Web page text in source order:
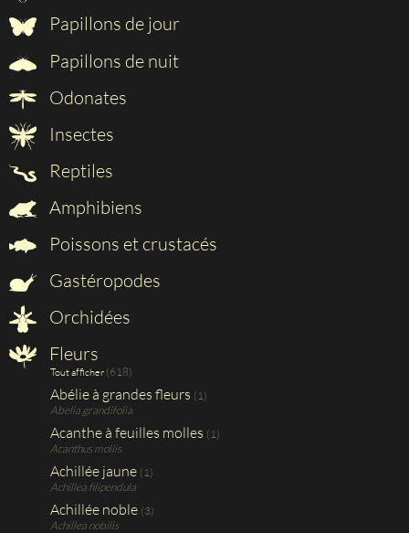
Papillons de jour
Papillons de nuit
Odonates
Insectes
Reptiles
Amphibiens
Poissons et crustacés
Gastéropodes
Orchidées
Fleurs
Tout afficher (618)
Abélie à grandes fleurs (1)
Abelia grandifolia
Acanthe à feuilles molles (1)
Acanthus mollis
Achillée jaune (1)
Achillea filipendula
Achillée noble (3)
Achillea nobilis